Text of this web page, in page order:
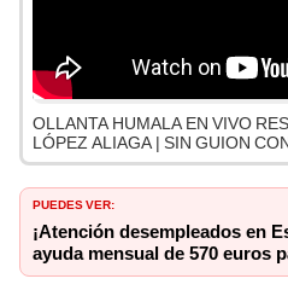
OLLANTA HUMALA EN VIVO
LÓPEZ ALIAGA | SIN GUION
PUEDES VER:
¡Atención desempleados en
ayuda mensual de 570 euros